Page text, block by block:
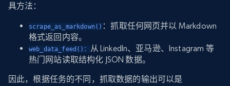
具方法：
scrape_as_markdown() ：抓取任何网页并以 Markdown
格式返回内容。
web_data_feed()：
从 LinkedIn、亚马逊、Instagram 等
热门网站读取结构化 JSON 数据。
因此，根据任务的不同，抓取数据的输出可以是